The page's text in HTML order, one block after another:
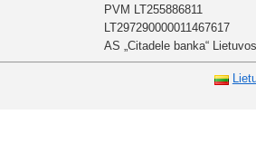
PVM LT255886811
LT297290000011467617
AS „Citadele banka“